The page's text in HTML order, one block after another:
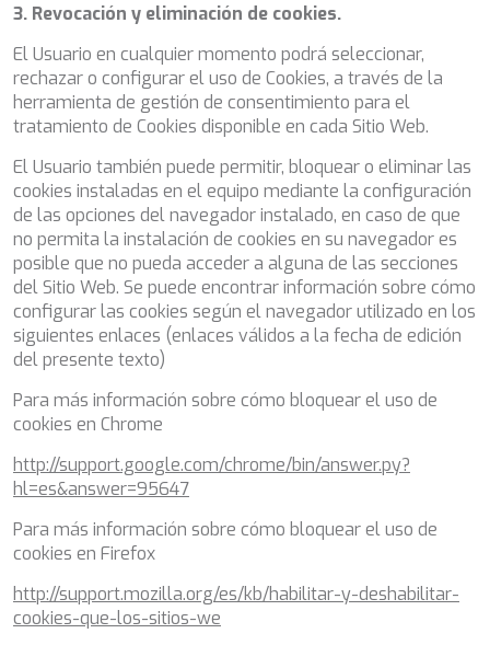
3. Revocación y eliminación de cookies.
El Usuario en cualquier momento podrá seleccionar,
rechazar o configurar el uso de Cookies, a través de la
herramienta de gestión de consentimiento para el
tratamiento de Cookies disponible en cada Sitio Web.
El Usuario también puede permitir, bloquear o eliminar las
cookies instaladas en el equipo mediante la configuración
de las opciones del navegador instalado, en caso de que
no permita la instalación de cookies en su navegador es
posible que no pueda acceder a alguna de las secciones
del Sitio Web. Se puede encontrar información sobre cómo
configurar las cookies según el navegador utilizado en los
siguientes enlaces (enlaces válidos a la fecha de edición
del presente texto)
Para más información sobre cómo bloquear el uso de
cookies en Chrome
http://support.google.com/chrome/bin/answer.py?
hl=es&answer=95647
Para más información sobre cómo bloquear el uso de
cookies en Firefox
http://support.mozilla.org/es/kb/habilitar-y-deshabilitar-
cookies-que-los-sitios-we
MOONLIGHT
MOZZ II
MRS L
MUSICA MUSICA
MY EDEN
MY LIFE
MYRA
MYSTIC
NAILU+
NAVILUX
NEW YORK
NEYINA
NIGHTFLOWER
NITA K II
NOCTURNO
NORTHERN ESCAPE
O'MATHILDE
OLIMP
OMNIA
ONE BLUE
ONYX
PAMPERO
PANDION PEARL